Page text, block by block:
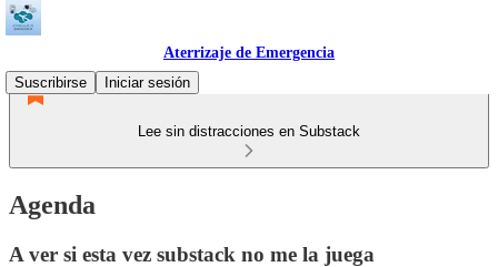
Aterrizaje de Emergencia
Suscribirse
Iniciar sesión
Lee sin distracciones en Substack
Agenda
A ver si esta vez substack no me la juega